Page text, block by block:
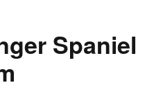
Spaniel